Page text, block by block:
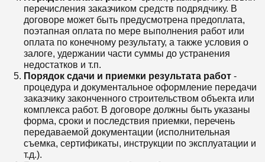
перечисления заказчиком средств подрядчику. В
договоре может быть предусмотрена предоплата,
поэтапная оплата по мере выполнения работ или
оплата по конечному результату, а также условия о
залоге, удержании части суммы до устранения
недостатков и т.п.
Порядок сдачи и приемки результата работ -
процедура и документальное оформление передачи
заказчику законченного строительством объекта или
комплекса работ. В договоре должны быть указаны
форма, сроки и последствия приемки, перечень
передаваемой документации (исполнительная
съемка, сертификаты, инструкции по эксплуатации и
т.д.).